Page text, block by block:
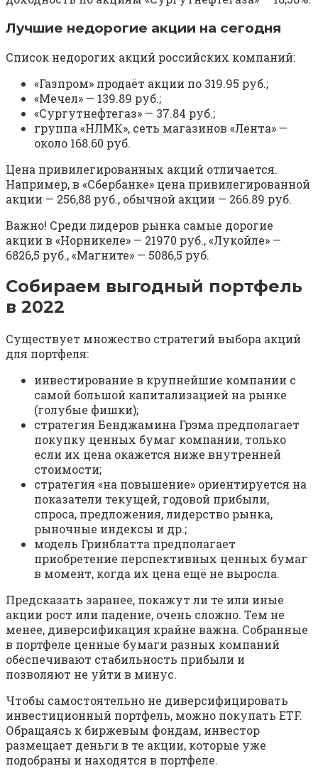
Лучшие недорогие акции на сегодня
Список недорогих акций российских компаний:
«Газпром» продаёт акции по 319.95 руб.;
«Мечел» — 139.89 руб.;
«Сургутнефтегаз» — 37.84 руб.;
группа «НЛМК», сеть магазинов «Лента» —
около 168.60 руб.
Цена привилегированных акций отличается.
Например, в «Сбербанке» цена привилегированной
акции — 256,88 руб., обычной акции — 266.89 руб.
Важно! Среди лидеров рынка самые дорогие
акции в «Норникеле» — 21970 руб., «Лукойле» —
6826,5 руб., «Магните» — 5086,5 руб.
Собираем выгодный портфель
в 2022
Существует множество стратегий выбора акций
для портфеля:
инвестирование в крупнейшие компании с
самой большой капитализацией на рынке
(голубые фишки);
стратегия Бенджамина Грэма предполагает
покупку ценных бумаг компании, только
если их цена окажется ниже внутренней
стоимости;
стратегия «на повышение» ориентируется на
показатели текущей, годовой прибыли,
спроса, предложения, лидерство рынка,
рыночные индексы и др.;
модель Гринблатта предполагает
приобретение перспективных ценных бумаг
в момент, когда их цена ещё не выросла.
Предсказать заранее, покажут ли те или иные
акции рост или падение, очень сложно. Тем не
менее, диверсификация крайне важна. Собранные
в портфеле ценные бумаги разных компаний
обеспечивают стабильность прибыли и
позволяют не уйти в минус.
Чтобы самостоятельно не диверсифицировать
инвестиционный портфель, можно покупать ETF.
Обращаясь к биржевым фондам, инвестор
размещает деньги в те акции, которые уже
подобраны и находятся в портфеле.